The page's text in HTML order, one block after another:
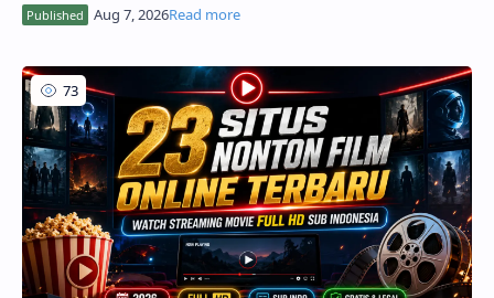
menghemat waktu pengisian data aplikasi serta
best c...